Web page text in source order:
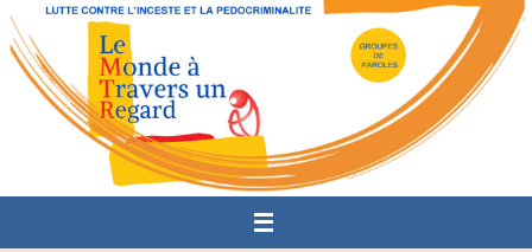
Passer
vers
contenu